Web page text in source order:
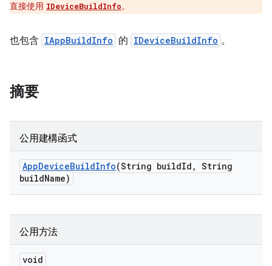
直接使用 IDeviceBuildInfo。
也包含 IAppBuildInfo 的 IDeviceBuildInfo 。
摘要
公用建構函式
AppDeviceBuildInfo(String buildId , String
buildName)
公用方法
void